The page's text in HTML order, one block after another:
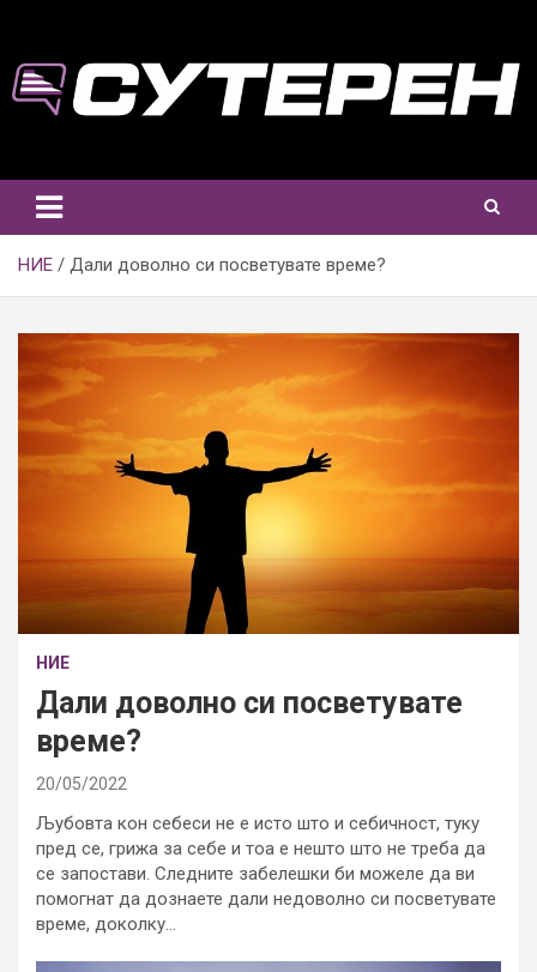
content
НИЕ Дали доволно си посветувате време?
НИЕ
Дали доволно си посветувате
време?
20/05/2022
Љубовта кон себеси не е исто што и себичност, туку
пред се, грижа за себе и тоа е нешто што не треба да
се запостави. Следните забелешки би можеле да ви
помогнат да дознаете дали недоволно си посветувате
време, доколку…